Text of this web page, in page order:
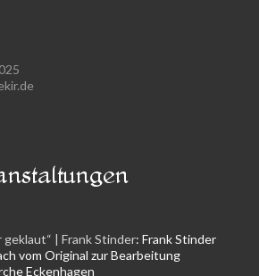
| Frank Stinder:Frank Stinder
vom Original zur Bearbeitung
Eckenhagen